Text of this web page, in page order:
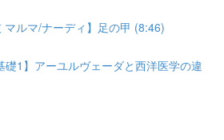
マルマ/ナーディ】足の甲 (8:46)
礎1】アーユルヴェーダと西洋医学の違